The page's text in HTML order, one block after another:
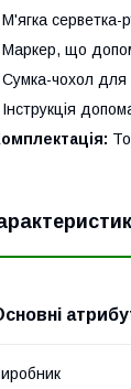
М'ягка
Маркер, що
Сумка-чохол для
Інструкція